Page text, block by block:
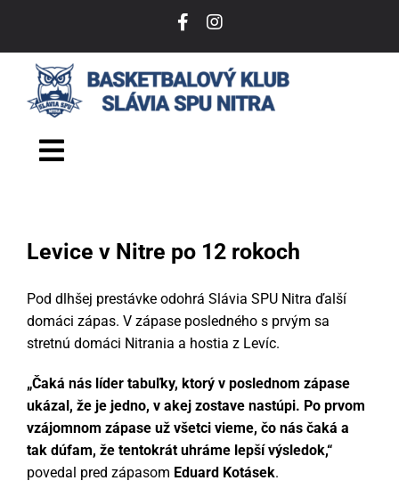
content
Toggle
O NÁS
TÍM
VSTUPENKY
LIVE
PARTNERI
Levice v Nitre po 12 rokoch
Pod dlhšej prestávke odohrá Slávia SPU Nitra ďalší
domáci zápas. V zápase posledného s prvým sa
stretnú domáci Nitrania a hostia z Levíc.
„Čaká nás líder tabuľky, ktorý v poslednom zápase
ukázal, že je jedno, v akej zostave nastúpi. Po prvom
vzájomnom zápase už všetci vieme, čo nás čaká a
tak dúfam, že tentokrát uhráme lepší výsledok,“
povedal pred zápasom Eduard Kotásek.